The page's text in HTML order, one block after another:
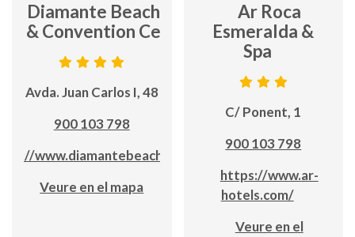
Ar Diamante Beach Spa
& Convention Centre
Avda. Juan Carlos I, 48
900 103 798
www.diamantebeach.com/
Veure en el mapa
Ar Roca
Esmeralda &
Spa
C/ Ponent, 1
900 103 798
https://www.ar-
hotels.com/
Veure en el